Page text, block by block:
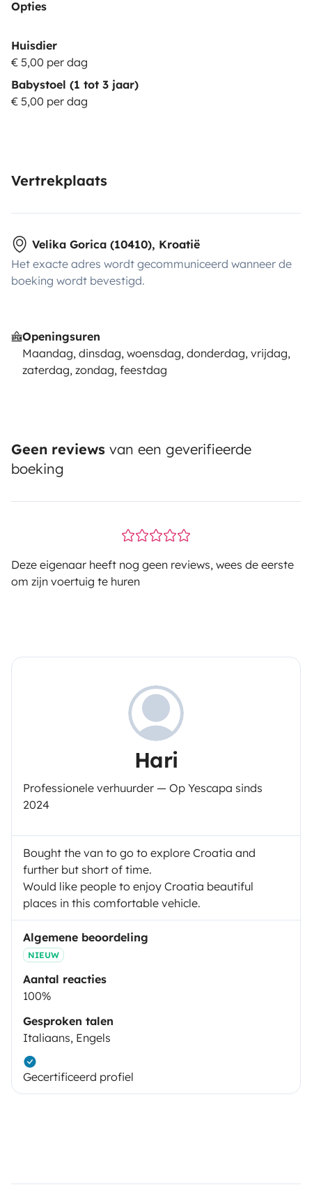
Opties
Huisdier
€ 5,00 per dag
Babystoel (1 tot 3 jaar)
€ 5,00 per dag
Vertrekplaats
Velika Gorica (10410), Kroatië
Het exacte adres wordt gecommuniceerd wanneer de
boeking wordt bevestigd.
Openingsuren
Maandag, dinsdag, woensdag, donderdag, vrijdag,
zaterdag, zondag, feestdag
Geen reviews van een geverifieerde
boeking
Deze eigenaar heeft nog geen reviews, wees de eerste
om zijn voertuig te huren
Hari
Professionele verhuurder — Op Yescapa sinds
2024
Bought the van to go to explore Croatia and
further but short of time.
Would like people to enjoy Croatia beautiful
places in this comfortable vehicle.
Algemene beoordeling
NIEUW
Aantal reacties
100%
Gesproken talen
Italiaans, Engels
Gecertificeerd profiel